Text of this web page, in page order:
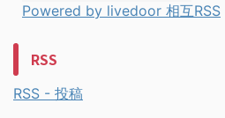
Powered by livedoor 相互RSS
RSS
RSS - 投稿